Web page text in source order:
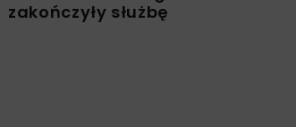
zakończyły służbę